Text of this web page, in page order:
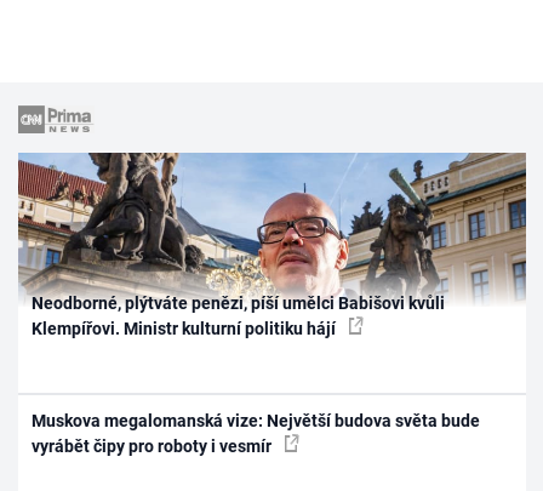
Neodborné, plýtváte penězi, píší umělci Babišovi kvůli
Klempířovi. Ministr kulturní politiku hájí
Muskova megalomanská vize: Největší budova světa bude
vyrábět čipy pro roboty i vesmír